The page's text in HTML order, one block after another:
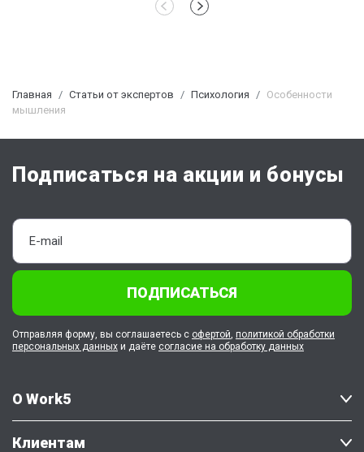
Главная Статьи от экспертов Психология
Особенности
мышления
О Work5
Клиентам
Подписаться на акции и бонусы
ПОДПИСАТЬСЯ
Отправляя форму, вы соглашаетесь с офертой, политикой обработки
персональных данных и даёте согласие на обработку данных